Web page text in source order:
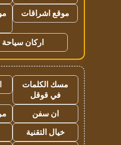
موقع اشراقات
اركان
مسك الكلمات
في قوقل
ان سفن
خيال التقنية